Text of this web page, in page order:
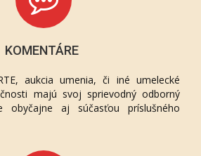
KOMENTÁRE
aukcia umenia, či iné umelecké
majú svoj sprievodný odborný
obyčajne aj súčasťou príslušného